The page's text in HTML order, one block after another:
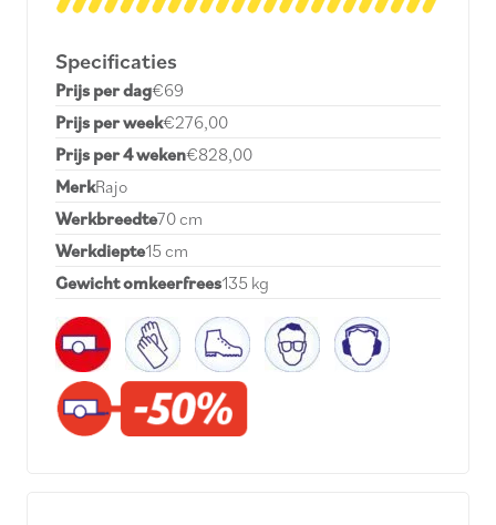
Specificaties
Prijs per dag€69
Prijs per week€276,00
Prijs per 4 weken€828,00
MerkRajo
Werkbreedte70 cm
Werkdiepte15 cm
Gewicht omkeerfrees135 kg